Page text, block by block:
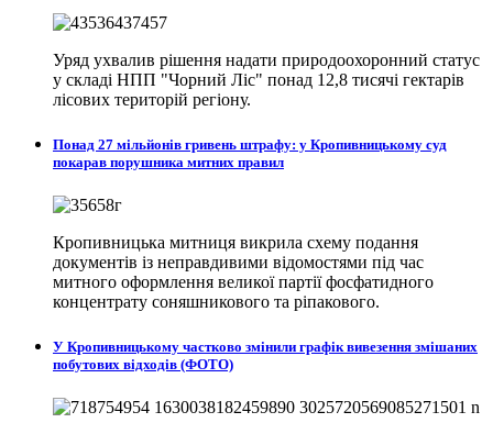
Уряд ухвалив рішення надати природоохоронний статус
у складі НПП "Чорний Ліс" понад 12,8 тисячі гектарів
лісових територій регіону.
Понад 27 мільйонів гривень штрафу: у Кропивницькому суд
покарав порушника митних правил
Кропивницька митниця викрила схему подання
документів із неправдивими відомостями під час
митного оформлення великої партії фосфатидного
концентрату соняшникового та ріпакового.
У Кропивницькому частково змінили графік вивезення змішаних
побутових відходів (ФОТО)